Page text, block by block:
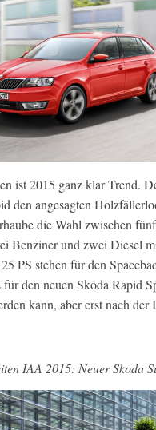
ist 2015 ganz klar Trend.
den angesagten
die Wahl zwischen
Benziner und zwei Diesel
PS stehen für den
den neuen Skoda Rapid
kann, aber erst nach
IAA 2015: Neuer Skoda